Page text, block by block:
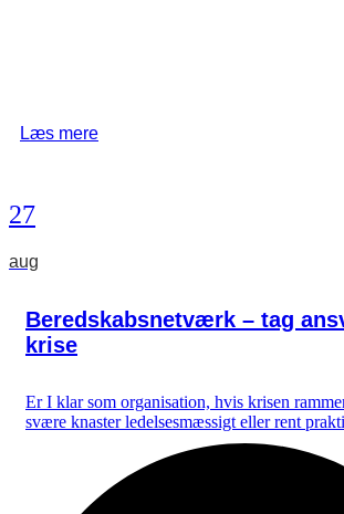
Læs mere
27
aug
Beredskabsnetværk – tag
krise
Er I klar som organisation, hvis krisen
svære knaster ledelsesmæssigt eller rent